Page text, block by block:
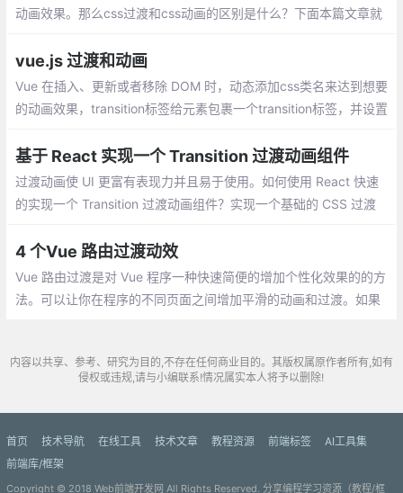
动画效果。那么css过渡和css动画的区别是什么？下面本篇文章就
助。
vue.js 过渡和动画
Vue 在插入、更新或者移除 DOM 时，动态添加css类名来达到想要
的动画效果，transition标签给元素包裹一个transition标签，并设置
基于 React 实现一个 Transition 过渡动画组件
过渡动画使 UI 更富有表现力并且易于使用。如何使用 React 快速
的实现一个 Transition 过渡动画组件？实现一个基础的 CSS 过渡
加或移除某个 class 样式。
4 个Vue 路由过渡动效
Vue 路由过渡是对 Vue 程序一种快速简便的增加个性化效果的的方
法。可以让你在程序的不同页面之间增加平滑的动画和过渡。如果
内容以共享、参考、研究为目的,不存在任何商业目的。其版权属原作者所有,如有
侵权或违规,请与小编联系!情况属实本人将予以删除!
首页 技术导航 在线工具 技术文章 教程资源 前端标签
AI工具集
前端库/框架